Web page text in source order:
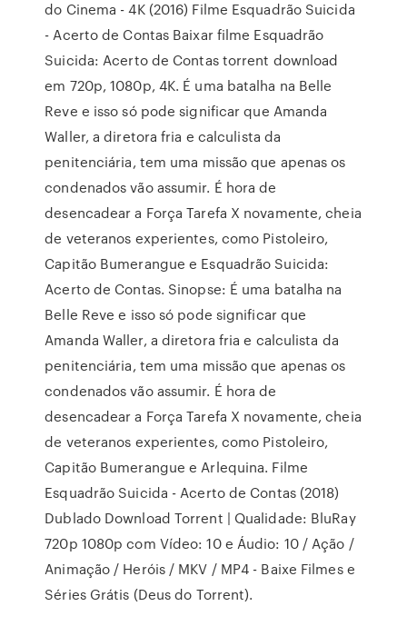
do Cinema - 4K (2016) Filme Esquadrão Suicida
- Acerto de Contas Baixar filme Esquadrão
Suicida: Acerto de Contas torrent download
em 720p, 1080p, 4K. É uma batalha na Belle
Reve e isso só pode significar que Amanda
Waller, a diretora fria e calculista da
penitenciária, tem uma missão que apenas os
condenados vão assumir. É hora de
desencadear a Força Tarefa X novamente, cheia
de veteranos experientes, como Pistoleiro,
Capitão Bumerangue e Esquadrão Suicida:
Acerto de Contas. Sinopse: É uma batalha na
Belle Reve e isso só pode significar que
Amanda Waller, a diretora fria e calculista da
penitenciária, tem uma missão que apenas os
condenados vão assumir. É hora de
desencadear a Força Tarefa X novamente, cheia
de veteranos experientes, como Pistoleiro,
Capitão Bumerangue e Arlequina. Filme
Esquadrão Suicida - Acerto de Contas (2018)
Dublado Download Torrent | Qualidade: BluRay
720p 1080p com Vídeo: 10 e Áudio: 10 / Ação /
Animação / Heróis / MKV / MP4 - Baixe Filmes e
Séries Grátis (Deus do Torrent).